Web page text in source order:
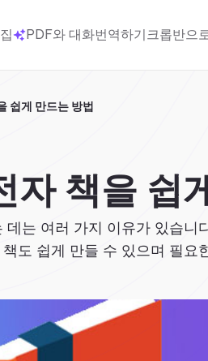
PDF와 대화번역하기크롭반으
쉽게 만드는 방법
자 책을 쉽
는 여러 가지 이유가 있습
도 쉽게 만들 수 있으며 필요